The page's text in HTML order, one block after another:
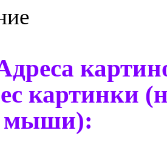
картинки
мыши):